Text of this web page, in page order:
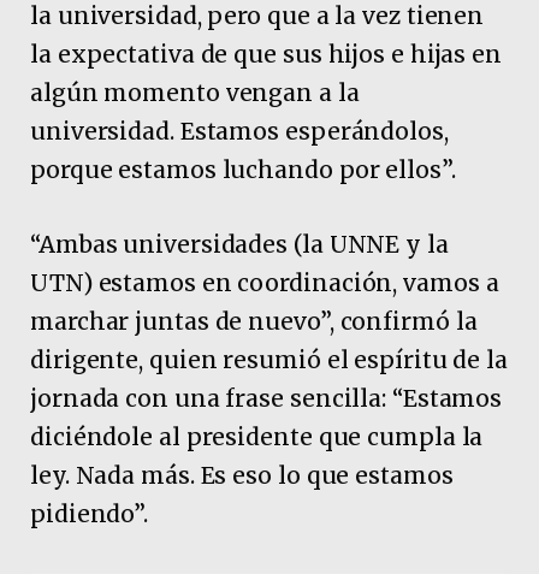
la universidad, pero que a la vez tienen
la expectativa de que sus hijos e hijas en
algún momento vengan a la
universidad. Estamos esperándolos,
porque estamos luchando por ellos”.
“Ambas universidades (la UNNE y la
UTN) estamos en coordinación, vamos a
marchar juntas de nuevo”, confirmó la
dirigente, quien resumió el espíritu de la
jornada con una frase sencilla: “Estamos
diciéndole al presidente que cumpla la
ley. Nada más. Es eso lo que estamos
pidiendo”.